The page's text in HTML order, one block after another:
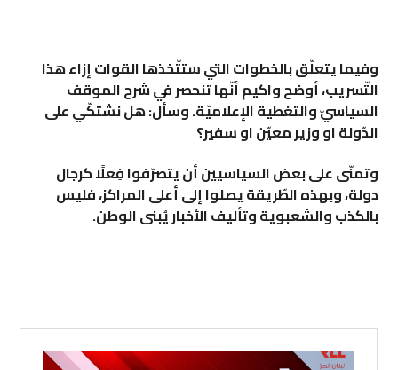
وفيما يتعلّق بالخطوات التي ستتّخذها القوات إزاء هذا
التّسريب، أوضح واكيم أنّها تنحصر في شرح الموقف
السياسيّ والتغطية الإعلاميّة. وسأل: هل نشتكّي على
الدّولة او وزير معيّن او سفير؟
وتمنّى على بعض السياسيين أن يتصرّفوا فِعلًا كرجال
دولة، وبهذه الطّريقة يصلوا إلى أعلى المراكز، فليس
بالكذب والشعبوية وتأليف الأخبار يُبنى الوطن.